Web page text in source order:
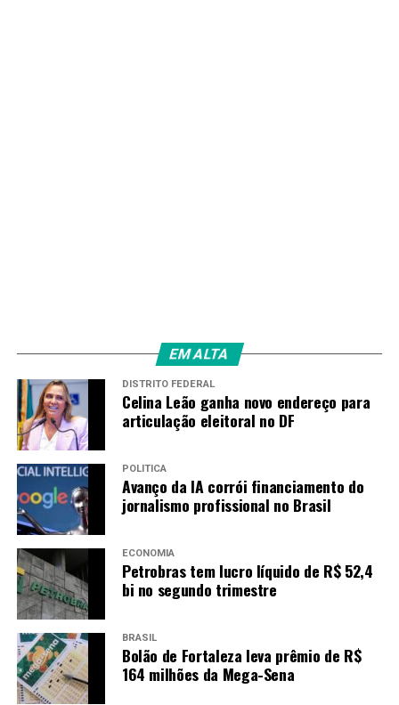
EM ALTA
DISTRITO FEDERAL
Celina Leão ganha novo endereço para
articulação eleitoral no DF
POLÍTICA
Avanço da IA corrói financiamento do
jornalismo profissional no Brasil
ECONOMIA
Petrobras tem lucro líquido de R$ 52,4
bi no segundo trimestre
BRASIL
Bolão de Fortaleza leva prêmio de R$
164 milhões da Mega-Sena